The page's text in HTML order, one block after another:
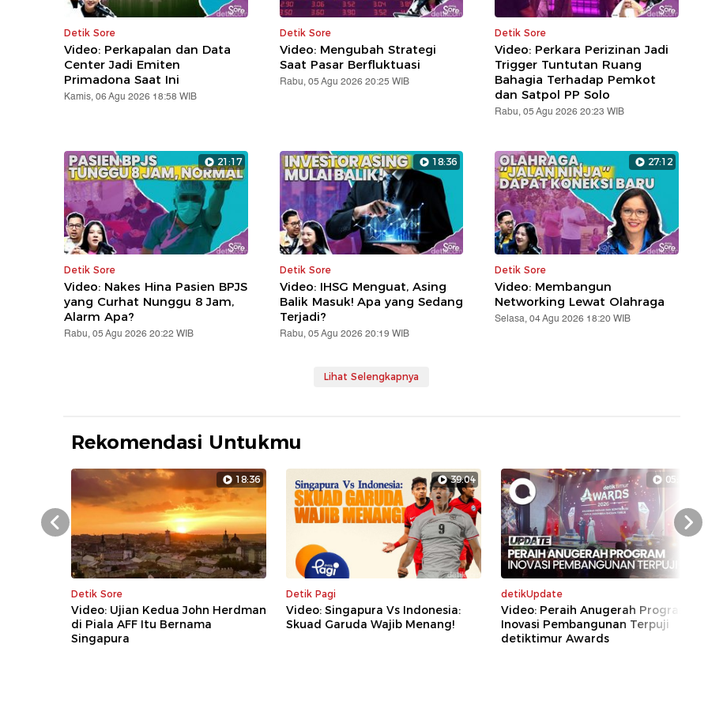
Detik Sore
Video: Perkapalan dan Data
Center Jadi Emiten
Primadona Saat Ini
Kamis, 06 Agu 2026 18:58 WIB
Detik Sore
Video: Mengubah Strategi
Saat Pasar Berfluktuasi
Rabu, 05 Agu 2026 20:25 WIB
Detik Sore
Video: Perkara Perizinan Jadi
Trigger Tuntutan Ruang
Bahagia Terhadap Pemkot
dan Satpol PP Solo
Rabu, 05 Agu 2026 20:23 WIB
21:17
Detik Sore
Video: Nakes Hina Pasien BPJS
yang Curhat Nunggu 8 Jam,
Alarm Apa?
Rabu, 05 Agu 2026 20:22 WIB
18:36
Detik Sore
Video: IHSG Menguat, Asing
Balik Masuk! Apa yang Sedang
Terjadi?
Rabu, 05 Agu 2026 20:19 WIB
27:12
Detik Sore
Video: Membangun
Networking Lewat Olahraga
Selasa, 04 Agu 2026 18:20 WIB
Lihat Selengkapnya
Rekomendasi Untukmu
18:36
Detik Sore
Video: Ujian Kedua John Herdman
di Piala AFF Itu Bernama
Singapura
39:04
Detik Pagi
Video: Singapura Vs Indonesia:
Skuad Garuda Wajib Menang!
05:29
detikUpdate
Video: Peraih Anugerah Program
Inovasi Pembangunan Terpuji
detiktimur Awards
Prev Next